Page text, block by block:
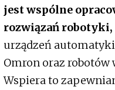
jest wspólne
rozwiązań robotyki,
urządzeń
Omron oraz robotów
Wspiera to